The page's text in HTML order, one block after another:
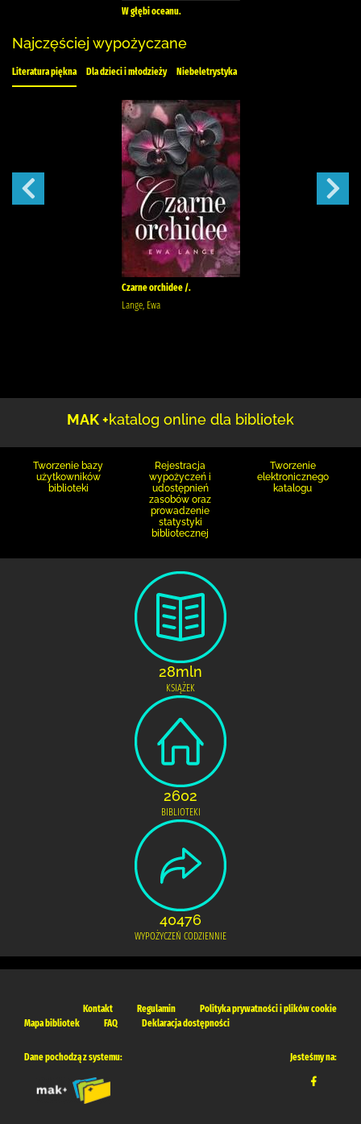
W głębi oceanu.
Najczęściej wypożyczane
Literatura piękna Dla dzieci i młodzieży Niebeletrystyka
Czarne orchidee /.
Lange, Ewa
MAK +katalog online dla bibliotek
Tworzenie bazy
użytkowników
biblioteki
Rejestracja
wypożyczeń i
udostępnień
zasobów oraz
prowadzenie
statystyki
bibliotecznej
Tworzenie
elektronicznego
katalogu
28mln
KSIĄŻEK
2602
BIBLIOTEKI
40476
WYPOŻYCZEŃ CODZIENNIE
Kontakt Regulamin
Polityka prywatności i plików cookie
Mapa bibliotek
FAQ Deklaracja dostępności
Dane pochodzą z systemu: Jesteśmy na: